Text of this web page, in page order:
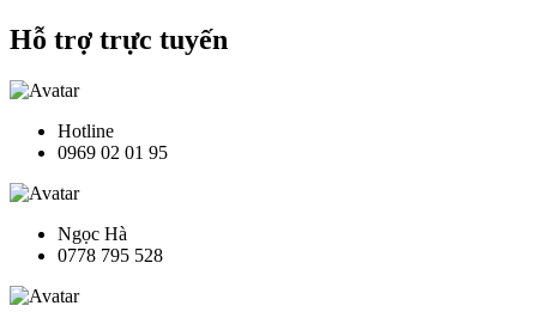
Hỗ trợ trực tuyến
Hotline
0969 02 01 95
Ngọc Hà
0778 795 528